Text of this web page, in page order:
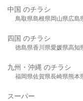
中国 のチラシ
鳥取県島根県岡山県広島
四国 のチラシ
徳島県香川県愛媛県高知
九州・沖縄 のチラシ
福岡県佐賀県長崎県熊本
スーパー